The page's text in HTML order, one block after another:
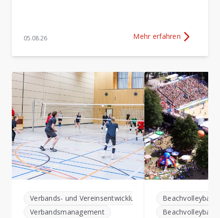
05.08.26
Mehr Erfahren über
Mehr erfahren
Verbands- und Vereinsentwicklung
Verbandsmanagement
Beachvolleyball
Beachvolleyball